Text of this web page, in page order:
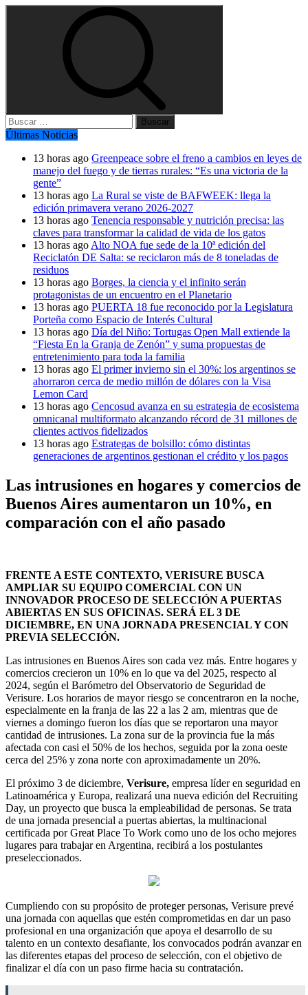
Buscar:
Últimas Noticias
13 horas ago Greenpeace sobre el freno a cambios en leyes de
manejo del fuego y de tierras rurales: “Es una victoria de la
gente”
13 horas ago La Rural se viste de BAFWEEK: llega la
edición primavera verano 2026-2027
13 horas ago Tenencia responsable y nutrición precisa: las
claves para transformar la calidad de vida de los gatos
13 horas ago Alto NOA fue sede de la 10ª edición del
Reciclatón DE Salta: se reciclaron más de 8 toneladas de
residuos
13 horas ago Borges, la ciencia y el infinito serán
protagonistas de un encuentro en el Planetario
13 horas ago PUERTA 18 fue reconocido por la Legislatura
Porteña como Espacio de Interés Cultural
13 horas ago Día del Niño: Tortugas Open Mall extiende la
“Fiesta En la Granja de Zenón” y suma propuestas de
entretenimiento para toda la familia
13 horas ago El primer invierno sin el 30%: los argentinos se
ahorraron cerca de medio millón de dólares con la Visa
Lemon Card
13 horas ago Cencosud avanza en su estrategia de ecosistema
omnicanal multiformato alcanzando récord de 31 millones de
clientes activos fidelizados
13 horas ago Estrategas de bolsillo: cómo distintas
generaciones de argentinos gestionan el crédito y los pagos
Las intrusiones en hogares y comercios de
Buenos Aires aumentaron un 10%, en
comparación con el año pasado
FRENTE A ESTE CONTEXTO, VERISURE BUSCA
AMPLIAR SU EQUIPO COMERCIAL CON UN
INNOVADOR PROCESO DE SELECCIÓN A PUERTAS
ABIERTAS EN SUS OFICINAS. SERÁ EL 3 DE
DICIEMBRE, EN UNA JORNADA PRESENCIAL Y CON
PREVIA SELECCIÓN.
Las intrusiones en Buenos Aires son cada vez más. Entre hogares y
comercios crecieron un 10% en lo que va del 2025, respecto al
2024, según el Barómetro del Observatorio de Seguridad de
Verisure. Los horarios de mayor riesgo se concentraron en la noche,
especialmente en la franja de las 22 a las 2 am, mientras que de
viernes a domingo fueron los días que se reportaron una mayor
cantidad de intrusiones. La zona sur de la provincia fue la más
afectada con casi el 50% de los hechos, seguida por la zona oeste
cerca del 25% y zona norte con aproximadamente un 20%.
El próximo 3 de diciembre, Verisure, empresa líder en seguridad en
Latinoamérica y Europa, realizará una nueva edición del Recruiting
Day, un proyecto que busca la empleabilidad de personas. Se trata
de una jornada presencial a puertas abiertas, la multinacional
certificada por Great Place To Work como uno de los ocho mejores
lugares para trabajar en Argentina, recibirá a los postulantes
preseleccionados.
Cumpliendo con su propósito de proteger personas, Verisure prevé
una jornada con aquellas que estén comprometidas en dar un paso
profesional en una organización que apoya el desarrollo de su
talento en un contexto desafiante, los convocados podrán avanzar en
las diferentes etapas del proceso de selección, con el objetivo de
finalizar el día con un paso firme hacia su contratación.